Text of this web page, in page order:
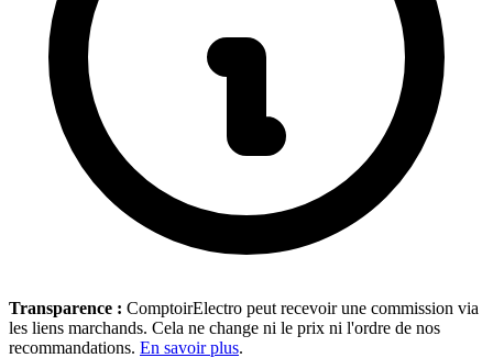
Transparence : ComptoirElectro peut recevoir une commission via
les liens marchands. Cela ne change ni le prix ni l'ordre de nos
recommandations. En savoir plus.